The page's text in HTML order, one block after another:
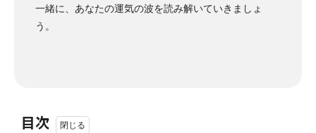
一緒に、あなたの運気の波を読み解いていきましょ
う。
目次